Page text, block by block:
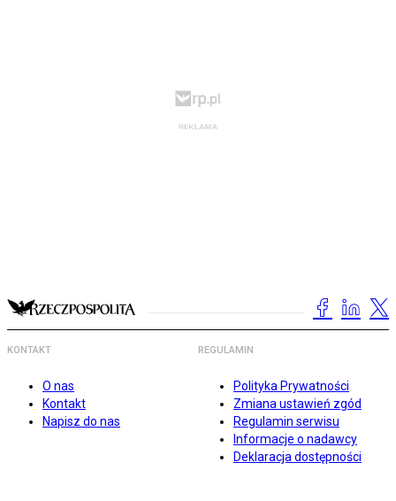
KONTAKT
O nas
Kontakt
Napisz do nas
REGULAMIN
Polityka Prywatności
Zmiana ustawień zgód
Regulamin serwisu
Informacje o nadawcy
Deklaracja dostępności